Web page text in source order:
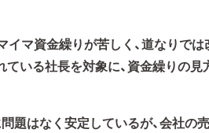
イマ資金繰りが苦しく、道なりで
いる社長を対象に、資金繰りの
題はなく安定しているが、会社の